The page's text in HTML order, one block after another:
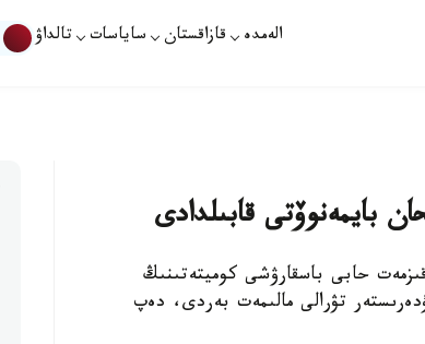
الەمدە قازاقستان ساياسات تالداۋ
بايمەنوۆتى قابىلدادى
حابى باسقارۋشى كوميتەتىنىڭ
تۋرالى مالىمەت بەردى، دەپ